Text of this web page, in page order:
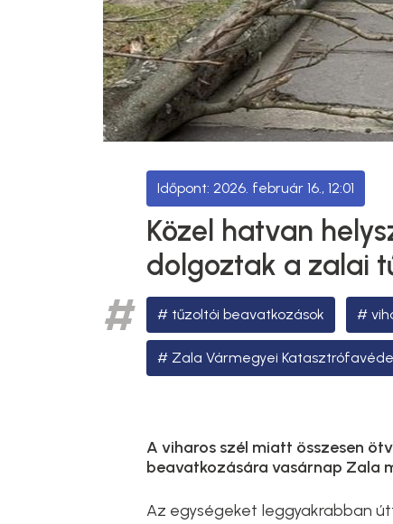
2026. február 16., 12:01
Közel hatvan
dolgoztak a zalai
tűzoltói beavatkozások
Zala Vármegyei
A viharos szél miatt összesen
beavatkozására vasárnap Zala
Az egységeket leggyakrabban